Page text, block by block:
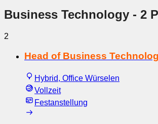
Business Technology - 2
2
Head of Business
Hybrid, Office Würselen
Vollzeit
Festanstellung